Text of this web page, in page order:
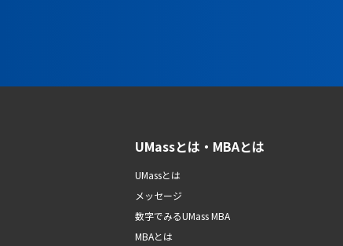
UMassとは・MBAとは
UMassとは
メッセージ
数字でみるUMass MBA
MBAとは